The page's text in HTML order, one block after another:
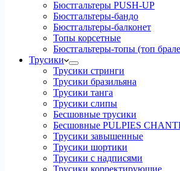
Бюстгальтеры PUSH-UP
Бюстгальтеры-бандо
Бюстгальтеры-балконет
Топы корсетные
Бюстгальтеры-топы (топ
Трусики
Трусики стринги
Трусики бразильяна
Трусики танга
Трусики слипы
Бесшовные трусики
Бесшовные PULPIES
Трусики завышенные
Трусики шортики
Трусики с надписями
Трусики корректирующие